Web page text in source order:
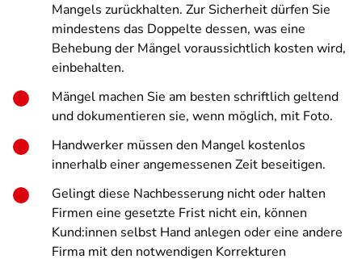
Mangels zurückhalten. Zur Sicherheit dürfen Sie
mindestens das Doppelte dessen, was eine
Behebung der Mängel voraussichtlich kosten wird,
einbehalten.
Mängel machen Sie am besten schriftlich geltend
und dokumentieren sie, wenn möglich, mit Foto.
Handwerker müssen den Mangel kostenlos
innerhalb einer angemessenen Zeit beseitigen.
Gelingt diese Nachbesserung nicht oder halten
Firmen eine gesetzte Frist nicht ein, können
Kund:innen selbst Hand anlegen oder eine andere
Firma mit den notwendigen Korrekturen